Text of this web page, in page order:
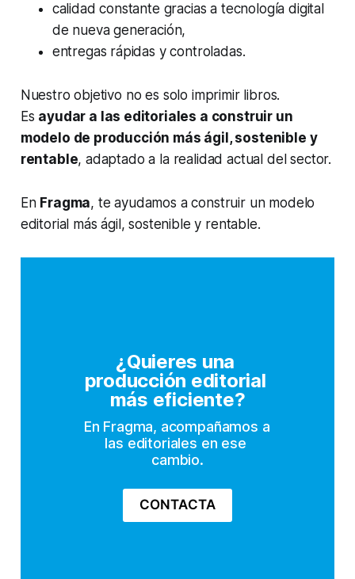
calidad constante gracias a tecnología digital
de nueva generación,
entregas rápidas y controladas.
Nuestro objetivo no es solo imprimir libros.
Es ayudar a las editoriales a construir un
modelo de producción más ágil, sostenible y
rentable, adaptado a la realidad actual del sector.
En Fragma, te ayudamos a construir un modelo
editorial más ágil, sostenible y rentable.
¿Quieres una
producción editorial
más eficiente?
En Fragma, acompañamos a
las editoriales en ese
cambio.
CONTACTA